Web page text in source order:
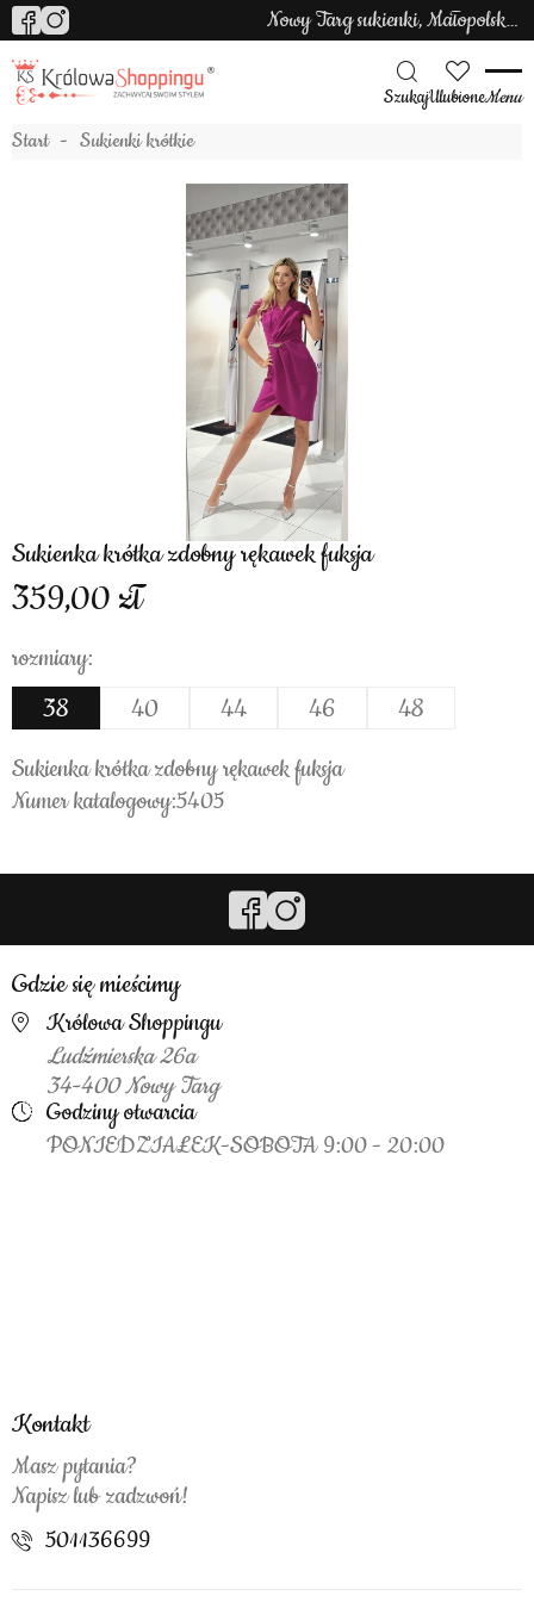
Nowy Targ sukienki, Małopolska sukienki
SzukajUlubioneMenu
Start Sukienki krótkie
Sukienka krótka zdobny rękawek fuksja
359,00
rozmiary:
38 40 44 46 48
Sukienka krótka zdobny rękawek fuksja
Numer katalogowy:5405
Gdzie się mieścimy
Królowa Shoppingu
Ludźmierska 26a
34-400 Nowy Targ
Godziny otwarcia
PONIEDZIAŁEK-SOBOTA 9:00 - 20:00
Kontakt
Masz pytania?
Napisz lub zadzwoń!
501136699